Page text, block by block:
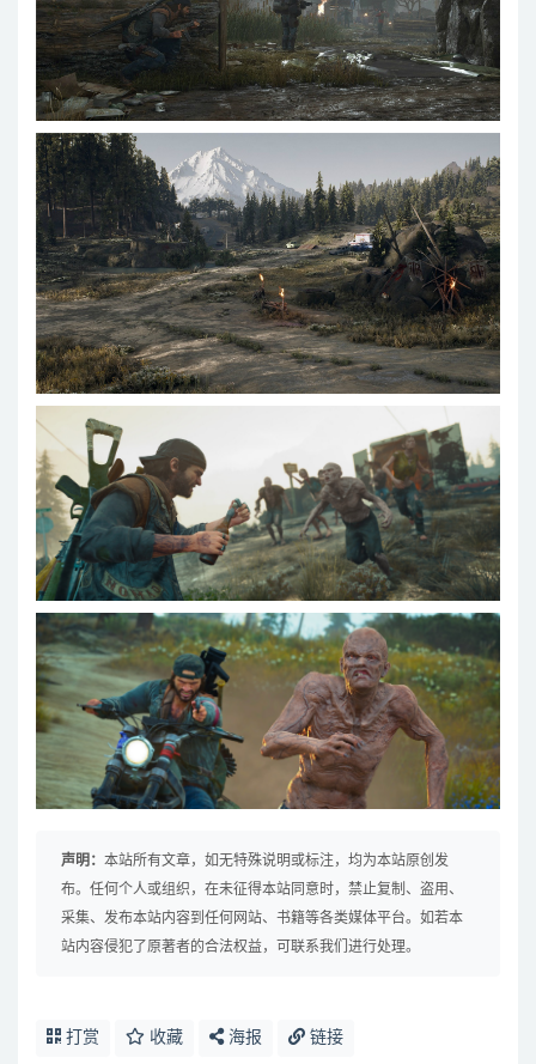
声明： 本站所有文章，如无特殊说明或标注，均为本站原创发
布。任何个人或组织，在未征得本站同意时，禁止复制、盗用、
采集、发布本站内容到任何网站、书籍等各类媒体平台。如若本
站内容侵犯了原著者的合法权益，可联系我们进行处理。
打赏 收藏 海报 链接